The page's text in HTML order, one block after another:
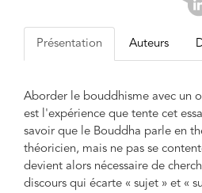
Présentation Auteurs
Aborder le bouddhisme avec un
est l'expérience que tente cet
savoir que le Bouddha parle en
théoricien, mais ne pas se
devient alors nécessaire de
discours qui écarte « sujet » et «